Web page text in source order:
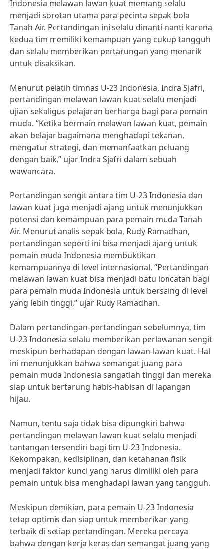
Indonesia melawan lawan kuat memang selalu
menjadi sorotan utama para pecinta sepak bola
Tanah Air. Pertandingan ini selalu dinanti-nanti karena
kedua tim memiliki kemampuan yang cukup tangguh
dan selalu memberikan pertarungan yang menarik
untuk disaksikan.
Menurut pelatih timnas U-23 Indonesia, Indra Sjafri,
pertandingan melawan lawan kuat selalu menjadi
ujian sekaligus pelajaran berharga bagi para pemain
muda. “Ketika bermain melawan lawan kuat, pemain
akan belajar bagaimana menghadapi tekanan,
mengatur strategi, dan memanfaatkan peluang
dengan baik,” ujar Indra Sjafri dalam sebuah
wawancara.
Pertandingan sengit antara tim U-23 Indonesia dan
lawan kuat juga menjadi ajang untuk menunjukkan
potensi dan kemampuan para pemain muda Tanah
Air. Menurut analis sepak bola, Rudy Ramadhan,
pertandingan seperti ini bisa menjadi ajang untuk
pemain muda Indonesia membuktikan
kemampuannya di level internasional. “Pertandingan
melawan lawan kuat bisa menjadi batu loncatan bagi
para pemain muda Indonesia untuk bersaing di level
yang lebih tinggi,” ujar Rudy Ramadhan.
Dalam pertandingan-pertandingan sebelumnya, tim
U-23 Indonesia selalu memberikan perlawanan sengit
meskipun berhadapan dengan lawan-lawan kuat. Hal
ini menunjukkan bahwa semangat juang para
pemain muda Indonesia sangatlah tinggi dan mereka
siap untuk bertarung habis-habisan di lapangan
hijau.
Namun, tentu saja tidak bisa dipungkiri bahwa
pertandingan melawan lawan kuat selalu menjadi
tantangan tersendiri bagi tim U-23 Indonesia.
Kekompakan, kedisiplinan, dan ketahanan fisik
menjadi faktor kunci yang harus dimiliki oleh para
pemain untuk bisa menghadapi lawan yang tangguh.
Meskipun demikian, para pemain U-23 Indonesia
tetap optimis dan siap untuk memberikan yang
terbaik di setiap pertandingan. Mereka percaya
bahwa dengan kerja keras dan semangat juang yang